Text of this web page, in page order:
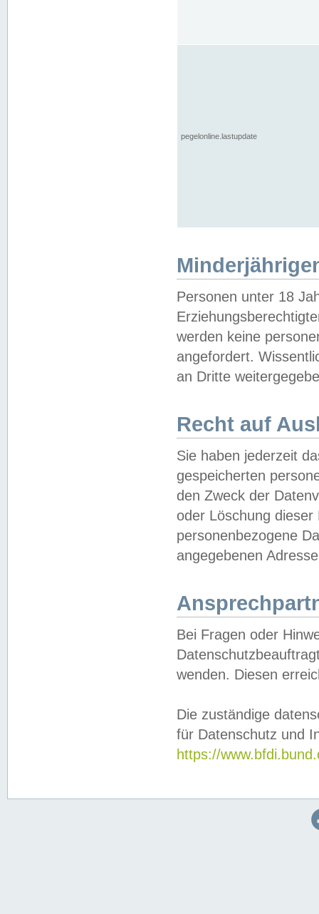
pegelonline.lastupdate
Personen unter 18
werden keine
angefordert.
an Dritte
Recht auf
Sie haben jederzeit
gespeicherten
den Zweck der
oder Löschung
personenbezogene
angegebenen
Bei Fragen oder
wenden. Diesen
Die zuständige
für Datenschutz und
https://